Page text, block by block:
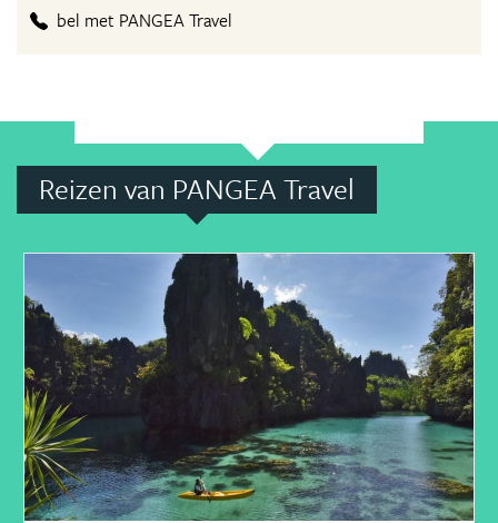
bel met PANGEA Travel
Reizen van PANGEA Travel